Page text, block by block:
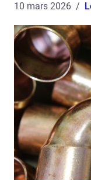
10 mars 2026